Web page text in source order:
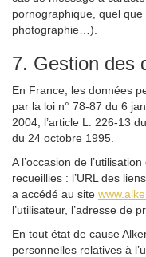
pornographique, quel
photographie…).
7. Gestion des
En France, les données
par la loi n° 78-87 du 6
2004, l’article L. 226-13
du 24 octobre 1995.
A l’occasion de
recueillies : l’URL des
a accédé au site
l’utilisateur, l’adresse de
En tout état de cause
personnelles relatives à